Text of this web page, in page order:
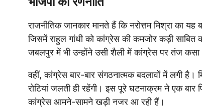
राजनीतिक जानकार मानते हैं कि नरोत्तम मिश्रा का
जिसमें राहुल गांधी को कांग्रेस की कमजोर कड़ी साबित
जबलपुर में भी उन्होंने उसी शैली में कांग्रेस पर तंज
वहीं, कांग्रेस बार-बार संगठनात्मक बदलावों में लगी है।
रोटियां जलती ही रहेंगी। इस पूरे घटनाक्रम ने एक बार
कांग्रेस आमने-सामने खड़ी नजर आ रही हैं।